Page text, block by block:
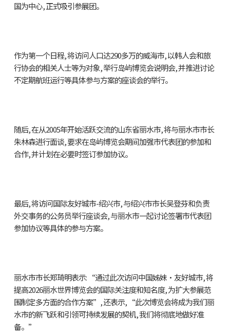
国为中心, 正式吸引参展团。
作为第一个日程, 将访问人口达290多万的威海市, 以韩人会和旅
行协会的相关人士等为对象, 举行岛屿博览会说明会, 并推进讨论
不定期航班运行等具体参与方案的座谈会的举行。
随后, 在从2005年开始活跃交流的山东省丽水市, 将与丽水市市长
朱林森进行面谈, 要求在岛屿博览会期间加强市代表团的参加和
合作, 并计划在必要时签订参加协议。
最后, 将访问国际友好城市-绍兴市, 与绍兴市市长吴登芬和负责
外交事务的公务员举行座谈会, 与丽水市一起讨论签署市代表团
参加协议等具体的参与方案。
丽水市市长郑琦明表示: “通过此次访问中国姊妹·友好城市, 将
提高2026丽水世界博览会的国际关注度和知名度, 为扩大参展范
围制定多方面的合作方案”, 还表示, “此次博览会将成为我们丽
水市的新飞跃和引领可持续发展的契机, 我们将彻底地做好准
备。”